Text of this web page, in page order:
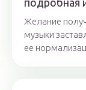
подробная
Желание
музыки
ее